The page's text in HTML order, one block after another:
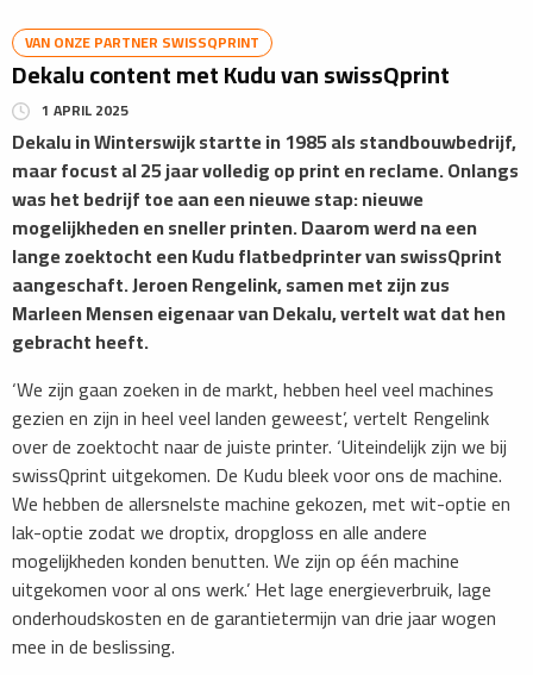
VAN ONZE PARTNER SWISSQPRINT
Dekalu content met Kudu van swissQprint
1 APRIL 2025
Dekalu in Winterswijk startte in 1985 als standbouwbedrijf,
maar focust al 25 jaar volledig op print en reclame. Onlangs
was het bedrijf toe aan een nieuwe stap: nieuwe
mogelijkheden en sneller printen. Daarom werd na een
lange zoektocht een Kudu flatbedprinter van swissQprint
aangeschaft. Jeroen Rengelink, samen met zijn zus
Marleen Mensen eigenaar van Dekalu, vertelt wat dat hen
gebracht heeft.
‘We zijn gaan zoeken in de markt, hebben heel veel machines
gezien en zijn in heel veel landen geweest’, vertelt Rengelink
over de zoektocht naar de juiste printer. ‘Uiteindelijk zijn we bij
swissQprint uitgekomen. De Kudu bleek voor ons de machine.
We hebben de allersnelste machine gekozen, met wit-optie en
lak-optie zodat we droptix, dropgloss en alle andere
mogelijkheden konden benutten. We zijn op één machine
uitgekomen voor al ons werk.’ Het lage energieverbruik, lage
onderhoudskosten en de garantietermijn van drie jaar wogen
mee in de beslissing.